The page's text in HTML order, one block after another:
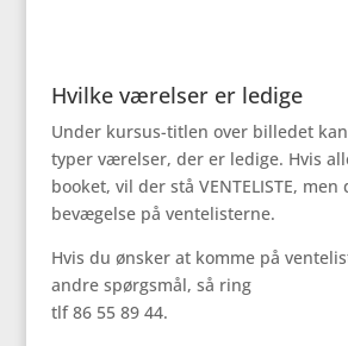
Hvilke værelser er ledige
Under kursus-titlen over billedet
typer værelser, der er ledige. Hvis
booket, vil der stå VENTELISTE,
bevægelse på ventelisterne.
Hvis du ønsker at komme på
andre spørgsmål, så ring
tlf 86 55 89 44.